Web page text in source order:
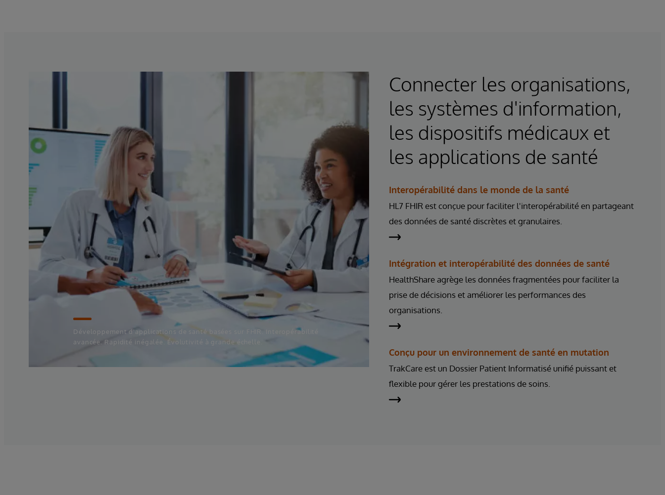
Développement d'applications de santé basées sur FHIR. Interopérabilité
avancée. Rapidité inégalée. Évolutivité à grande échelle.
Connecter les organisations,
les systèmes d'information,
les dispositifs médicaux et
les applications de santé
Interopérabilité dans le monde de la santé
HL7 FHIR est conçue pour faciliter l'interopérabilité en partageant
des données de santé discrètes et granulaires.
Intégration et interopérabilité des données de santé
HealthShare agrège les données fragmentées pour faciliter la
prise de décisions et améliorer les performances des
organisations.
Conçu pour un environnement de santé en mutation
TrakCare est un Dossier Patient Informatisé unifié puissant et
flexible pour gérer les prestations de soins.